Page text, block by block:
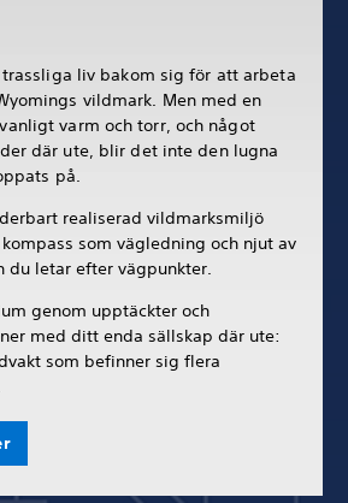
liv bakom sig för att arbeta
vildmark. Men med en
varm och torr, och något
där ute, blir det inte den lugna
på.
realiserad vildmarksmiljö
som vägledning och njut av
du letar efter vägpunkter.
genom upptäckter och
med ditt enda sällskap där ute:
som befinner sig flera